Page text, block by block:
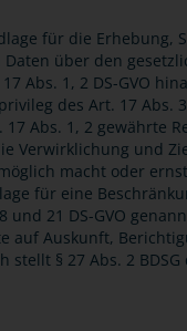
für die Erhebung,
über den
Abs. 1, 2 DS-GVO
des Art. 17 Abs.
Abs. 1, 2 gewährte
Verwirklichung und
macht oder
für eine
und 21 DS-GVO
auf Auskunft,
stellt § 27 Abs. 2 BDSG